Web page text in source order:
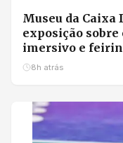
Museu da Caixa
exposição
imersivo e
8h atrás